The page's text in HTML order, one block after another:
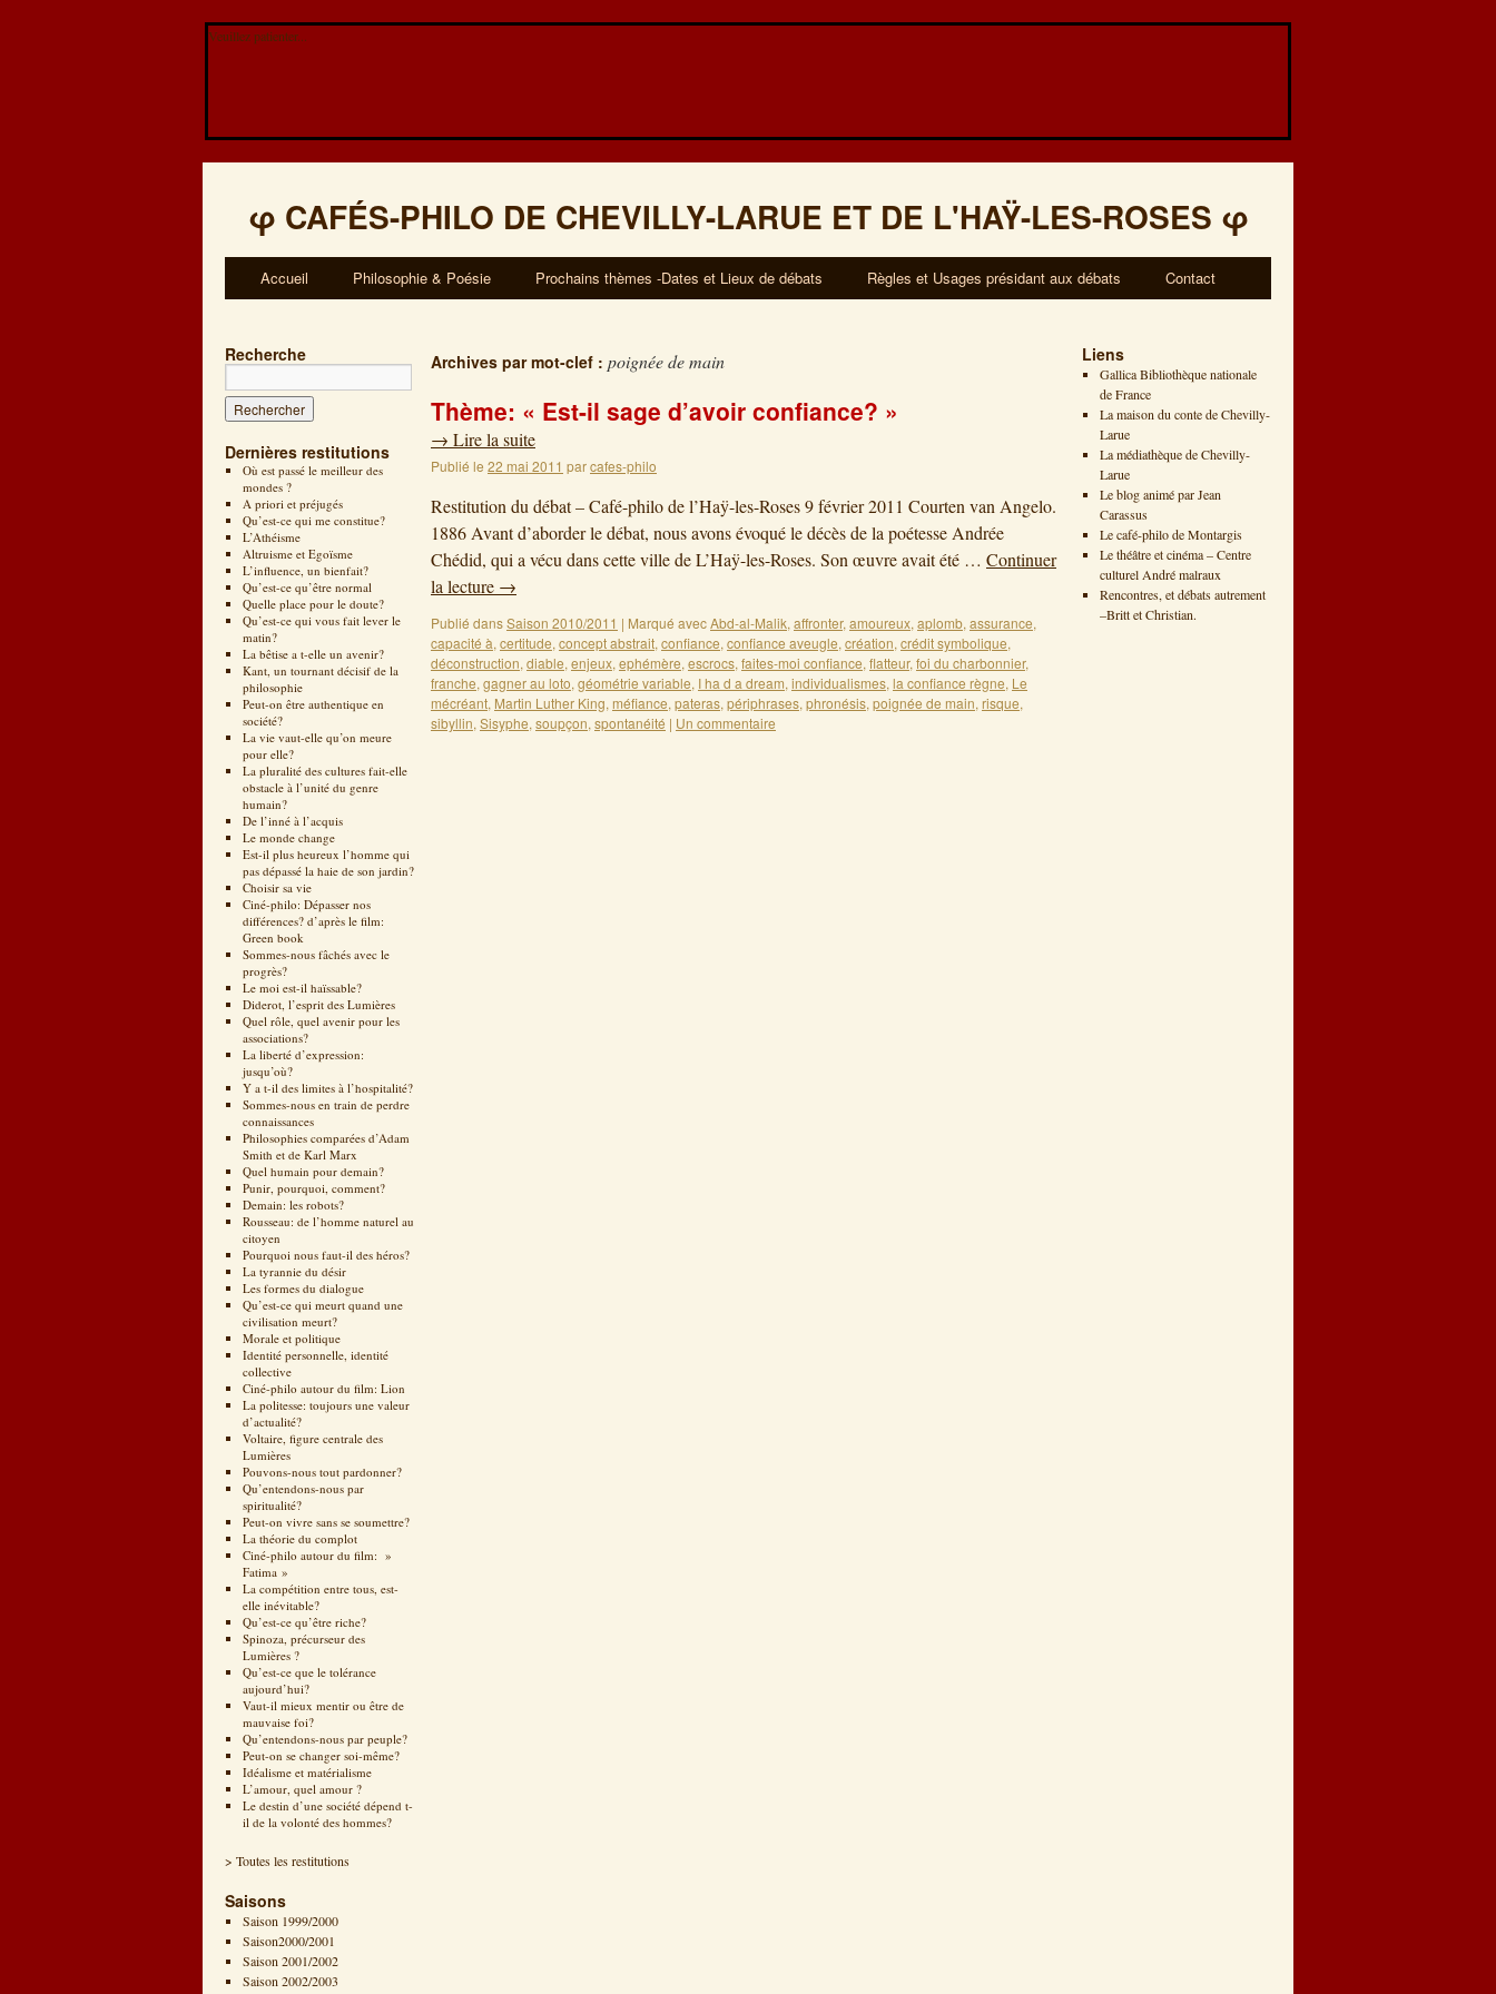
Veuillez patienter...
φ CAFÉS-PHILO DE CHEVILLY-LARUE ET DE L'HAŸ-LES-ROSES φ
Accueil Philosophie & Poésie Prochains thèmes -Dates et Lieux de débats Règles et Usages présidant aux débats Contact
Recherche
Dernières restitutions
Où est passé le meilleur des
mondes ?
A priori et préjugés
Qu’est-ce qui me constitue?
L’Athéisme
Altruisme et Egoïsme
L’influence, un bienfait?
Qu’est-ce qu’être normal
Quelle place pour le doute?
Qu’est-ce qui vous fait lever le
matin?
La bêtise a t-elle un avenir?
Kant, un tournant décisif de la
philosophie
Peut-on être authentique en
société?
La vie vaut-elle qu’on meure
pour elle?
La pluralité des cultures fait-elle
obstacle à l’unité du genre
humain?
De l’inné à l’acquis
Le monde change
Est-il plus heureux l’homme qui
pas dépassé la haie de son jardin?
Choisir sa vie
Ciné-philo: Dépasser nos
différences? d’après le film:
Green book
Sommes-nous fâchés avec le
progrès?
Le moi est-il haïssable?
Diderot, l’esprit des Lumières
Quel rôle, quel avenir pour les
associations?
La liberté d’expression:
jusqu’où?
Y a t-il des limites à l’hospitalité?
Sommes-nous en train de perdre
connaissances
Philosophies comparées d’Adam
Smith et de Karl Marx
Quel humain pour demain?
Punir, pourquoi, comment?
Demain: les robots?
Rousseau: de l’homme naturel au
citoyen
Pourquoi nous faut-il des héros?
La tyrannie du désir
Les formes du dialogue
Qu’est-ce qui meurt quand une
civilisation meurt?
Morale et politique
Identité personnelle, identité
collective
Ciné-philo autour du film: Lion
La politesse: toujours une valeur
d’actualité?
Voltaire, figure centrale des
Lumières
Pouvons-nous tout pardonner?
Qu’entendons-nous par
spiritualité?
Peut-on vivre sans se soumettre?
La théorie du complot
Ciné-philo autour du film: »
Fatima »
La compétition entre tous, est-
elle inévitable?
Qu’est-ce qu’être riche?
Spinoza, précurseur des
Lumières ?
Qu’est-ce que le tolérance
aujourd’hui?
Vaut-il mieux mentir ou être de
mauvaise foi?
Qu’entendons-nous par peuple?
Peut-on se changer soi-même?
Idéalisme et matérialisme
L’amour, quel amour ?
Le destin d’une société dépend t-
il de la volonté des hommes?
> Toutes les restitutions
Saisons
Saison 1999/2000
Saison2000/2001
Saison 2001/2002
Saison 2002/2003
Archives par mot-clef : poignée de main
Thème: « Est-il sage d’avoir confiance? »
→ Lire la suite
Publié le 22 mai 2011 parcafes-philo
Restitution du débat – Café-philo de l’Haÿ-les-Roses 9 février 2011 Courten van Angelo.
1886 Avant d’aborder le débat, nous avons évoqué le décès de la poétesse Andrée
Chédid, qui a vécu dans cette ville de L’Haÿ-les-Roses. Son œuvre avait été … Continuer
la lecture →
Publié dansSaison 2010/2011 | Marqué avecAbd-al-Malik, affronter, amoureux, aplomb, assurance,
capacité à, certitude, concept abstrait, confiance, confiance aveugle, création, crédit symbolique,
déconstruction, diable, enjeux, ephémère, escrocs, faites-moi confiance, flatteur, foi du charbonnier,
franche, gagner au loto, géométrie variable, I ha d a dream, individualismes, la confiance règne, Le
mécréant, Martin Luther King, méfiance, pateras, périphrases, phronésis, poignée de main, risque,
sibyllin, Sisyphe, soupçon, spontanéité | Un commentaire
Liens
Gallica Bibliothèque nationale
de France
La maison du conte de Chevilly-
Larue
La médiathèque de Chevilly-
Larue
Le blog animé par Jean
Carassus
Le café-philo de Montargis
Le théâtre et cinéma – Centre
culturel André malraux
Rencontres, et débats autrement
–Britt et Christian.